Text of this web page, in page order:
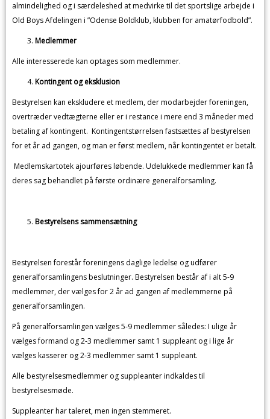
almindelighed og i særdeleshed at medvirke til det sportslige arbejde i
Old Boys Afdelingen i ”Odense Boldklub, klubben for amatørfodbold”.
Medlemmer
Alle interesserede kan optages som medlemmer.
Kontingent og eksklusion
Bestyrelsen kan ekskludere et medlem, der modarbejder foreningen,
overtræder vedtægterne eller er i restance i mere end 3 måneder med
betaling af kontingent. Kontingentstørrelsen fastsættes af bestyrelsen
for et år ad gangen, og man er først medlem, når kontingentet er betalt.
Medlemskartotek ajourføres løbende. Udelukkede medlemmer kan få
deres sag behandlet på første ordinære generalforsamling.
Bestyrelsens sammensætning
Bestyrelsen forestår foreningens daglige ledelse og udfører
generalforsamlingens beslutninger. Bestyrelsen består af i alt 5-9
medlemmer, der vælges for 2 år ad gangen af medlemmerne på
generalforsamlingen.
På generalforsamlingen vælges 5-9 medlemmer således: I ulige år
vælges formand og 2-3 medlemmer samt 1 suppleant og i lige år
vælges kasserer og 2-3 medlemmer samt 1 suppleant.
Alle bestyrelsesmedlemmer og suppleanter indkaldes til
bestyrelsesmøde.
Suppleanter har taleret, men ingen stemmeret.